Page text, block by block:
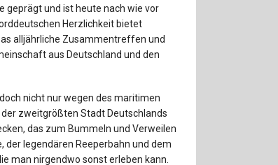
E&S Zeitlos
geprägt und ist heute nach wie vor
Herzlichkeit bietet
alljährliche Zusammentreffen und
aus Deutschland und den
nicht nur wegen des maritimen
zweitgrößten Stadt Deutschlands
das zum Bummeln und Verweilen
der legendären Reeperbahn und dem
man nirgendwo sonst erleben kann.